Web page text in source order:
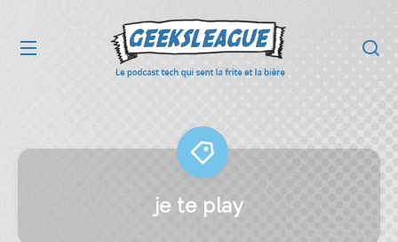
je te play